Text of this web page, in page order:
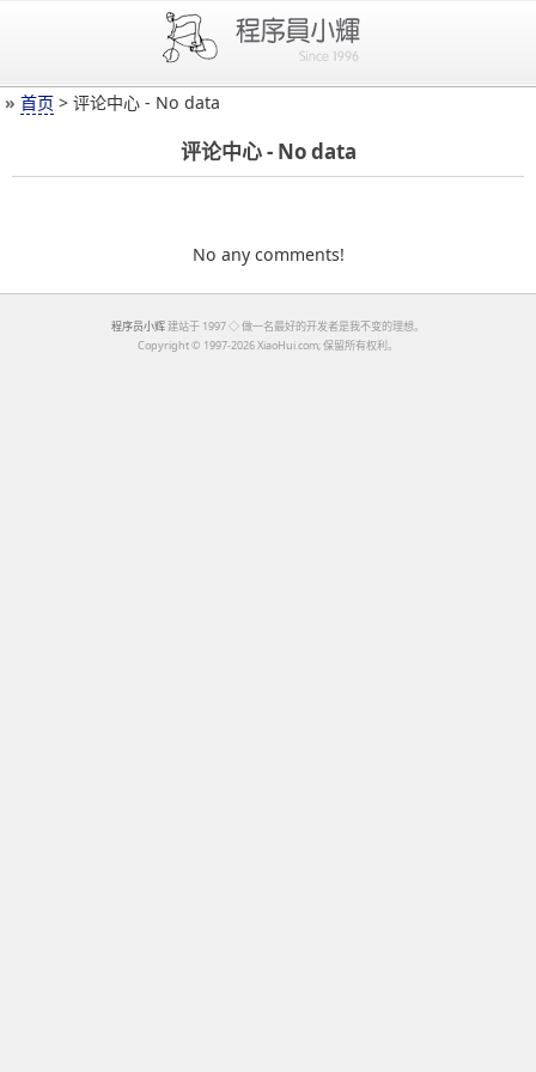
» 首页 > 评论中心 - No data
评论中心 - No data
No any comments!
程序员小辉 建站于 1997 ◇ 做一名最好的开发者是我不变的理想。
Copyright © 1997-2026 XiaoHui.com; 保留所有权利。